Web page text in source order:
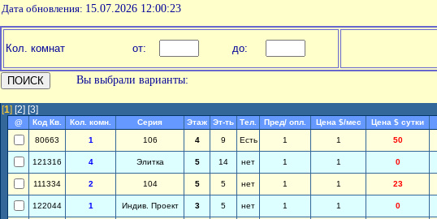
Дата обновления: 15.07.2026 12:00:23
Кол. комнат от: до:
Вы выбрали варианты:
[1] [2] [3]
@ Код Кв. Кол. комн. Серия Этаж Эт-ть Тел. Пред/ опл. Цена $/мес Цена $ сутки
80663
1 106 4 9 Есть 1 1 50
121316 4 Элитка 5 14 нет 1 1 0
111334 2 104 5 5 нет 1 1 23
122044 1 Индив. Проект 3 5 нет 1 1 0